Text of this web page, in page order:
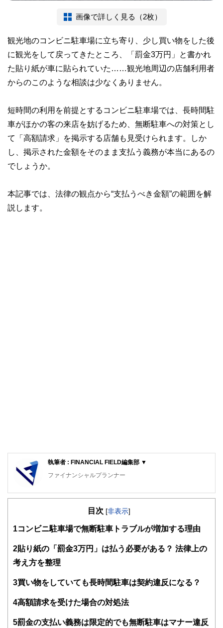
画像で詳しく見る（2枚）
観光地のコンビニ駐車場に立ち寄り、少し買い物をした後
に観光をして戻ってきたところ、「罰金3万円」と書かれ
た貼り紙が車に貼られていた……観光地周辺の店舗利用者
からのこのような相談は少なくありません。
短時間の利用を前提とするコンビニ駐車場では、長時間駐
車がほかの客の来店を妨げるため、無断駐車への対策とし
て「高額請求」を掲示する店舗も見受けられます。しか
し、掲示された金額をそのまま支払う義務が本当にあるの
でしょうか。
本記事では、法律の観点から“支払うべき金額”の範囲を解
説します。
執筆者 : FINANCIAL FIELD編集部 ▼
ファイナンシャルプランナー
FinancialField編集部は、金融、経済に関する記事を、日々
知識がない方でも理解できるようわかりやすく発信していま
得者を中心に「お金や暮らし」に関する書籍・雑誌の編集経
験者で構成され、企画立案から記事掲載まですべての工程に
関わることで、読者目線のコンテンツを追求しています。
FinancialFieldの特徴は、ファイナンシャルプランナー、弁
ドバイザー、DCプランナー、公認会計士、社会保険労務
士、行政書士、投資アナリスト、キャリアコンサルタントな
かしく感じられる年金や税金、相続、保険、ローンなどの話
目次 [非表示]
1 コンビニ駐車場で無断駐車トラブルが増加する理由
2 貼り紙の「罰金3万円」は払う必要がある？ 法律上の
考え方を整理
3買い物をしていても長時間駐車は契約違反になる？
4高額請求を受けた場合の対処法
5罰金の支払い義務は限定的でも無断駐車はマナー違反